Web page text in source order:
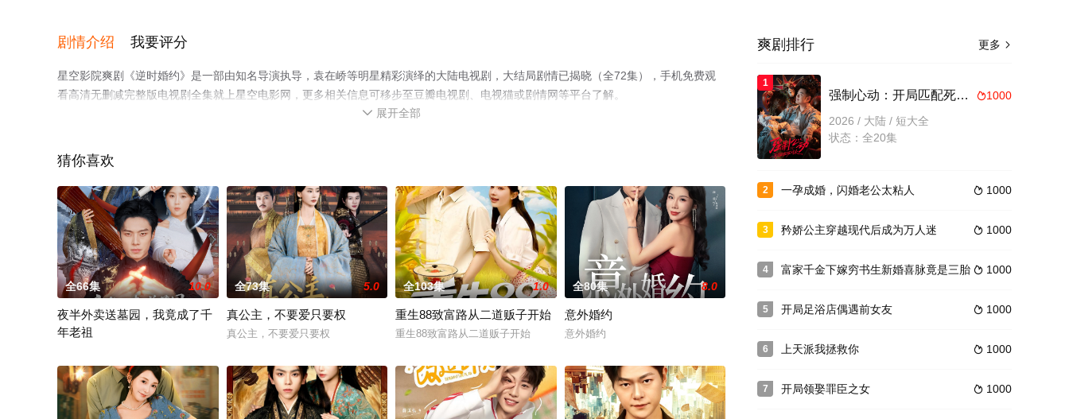
剧情介绍 我要评分
星空影院爽剧《逆时婚约》是一部由知名导演执导，袁在峤等明星精彩演绎的大陆电视剧，大结局剧情已揭晓（全72集），手机免费观
看高清无删减完整版电视剧全集就上星空电影网，更多相关信息可移步至豆瓣电视剧、电视猫或剧情网等平台了解。
 展开全部
猜你喜欢
全66集 10.0
夜半外卖送墓园，我竟成了千
年老祖
全73集 5.0
真公主，不要爱只要权
真公主，不要爱只要权
全103集 1.0
重生88致富路从二道贩子开始
重生88致富路从二道贩子开始
全80集 8.0
意外婚约
意外婚约
更多 
爽剧排行
1
1000
强制心动：开局匹配死对头3
2026 / 大陆 / 短大全
状态：全20集
2  1000
一孕成婚，闪婚老公太粘人
3  1000
矜娇公主穿越现代后成为万人迷
4  1000
富家千金下嫁穷书生新婚喜脉竟是三胎
5  1000
开局足浴店偶遇前女友
6  1000
上天派我拯救你
7  1000
开局领娶罪臣之女